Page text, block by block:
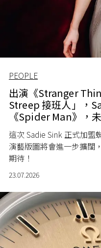
PEOPLE
出演《Stranger
Streep 接班人」，
《Spider Man》，
這次 Sadie Sink 正式加盟
演藝版圖將會進一步擴闊
期待！
23.07.2026